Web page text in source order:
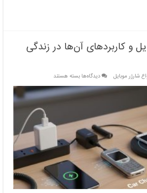
و کاربردهای آن‌ها در زندگی
شارژر موبایل دیدگاه‌هابرای
انواع
شارژر
کاربردهای
آن‌ها
در
زندگی
روزمره
بسته هستند